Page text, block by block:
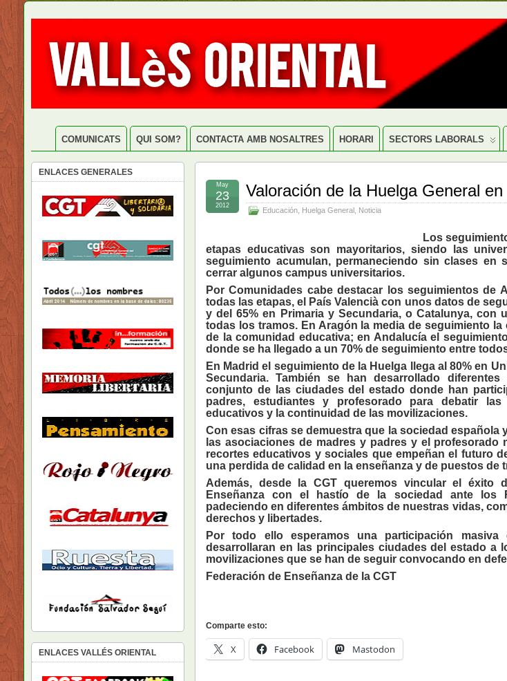
COMUNICATS QUI SOM? CONTACTA AMB NOSALTRES HORARI SECTORS LABORALS
Valoración de la Huelga General
Educación Huelga General Noticia
May
23
2012
Los
etapas educativas son mayoritarios, siendo las
seguimiento acumulan, permaneciendo sin clases
cerrar algunos campus universitarios.
Por Comunidades cabe destacar los seguimientos de
todas las etapas, el País Valencià con unos datos de
y del 65% en Primaria y Secundaria, o Catalunya, con
todas los tramos. En Aragón la media de seguimiento
de la comunidad educativa; en Andalucía el
donde se ha llegado a un 70% de seguimiento entre
En Madrid el seguimiento de la Huelga llega al 80% en
Secundaria. También se han desarrollado
conjunto de las ciudades del estado donde han
padres, estudiantes y profesorado para debatir
educativos y la continuidad de las movilizaciones.
Con esas cifras se demuestra que la sociedad española
las asociaciones de madres y padres y el
recortes educativos y sociales que empeñan el futuro
una perdida de calidad en la enseñanza y de puestos de
Además, desde la CGT queremos vincular el
Enseñanza con el hastío de la sociedad ante los
padeciendo en diferentes ámbitos de nuestras vidas,
derechos y libertades.
Por todo ello esperamos una participación
desarrollaran en las principales ciudades del estado a
movilizaciones que se han de seguir convocando en
Federación de Enseñanza de la CGT
Comparte esto:
X Facebook Mastodon
ENLACES GENERALES
ENLACES VALLÉS ORIENTAL